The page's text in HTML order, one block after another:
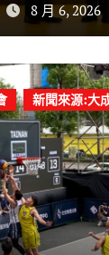
8 月 6, 2026
新聞來源:大